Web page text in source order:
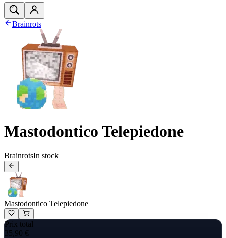
Brainrots
Mastodontico Telepiedone
BrainrotsIn stock
Mastodontico Telepiedone
Prix total
35,90 €